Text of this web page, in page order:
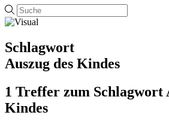
Schlagwort
Auszug des Kindes
1 Treffer zum Schlagwort
Kindes